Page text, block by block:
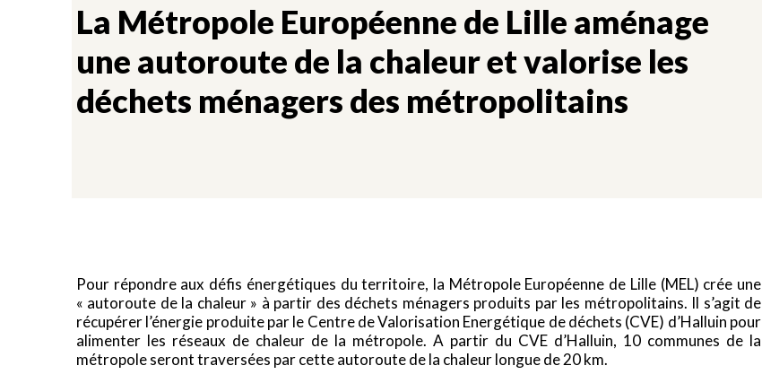
La Métropole Européenne de Lille aménage
une autoroute de la chaleur et valorise les
déchets ménagers des métropolitains
Pour répondre aux défis énergétiques du territoire, la Métropole Européenne de Lille (MEL) crée une
« autoroute de la chaleur » à partir des déchets ménagers produits par les métropolitains. Il s’agit de
récupérer l’énergie produite par le Centre de Valorisation Energétique de déchets (CVE) d’Halluin pour
alimenter les réseaux de chaleur de la métropole. A partir du CVE d’Halluin, 10 communes de la
métropole seront traversées par cette autoroute de la chaleur longue de 20 km.